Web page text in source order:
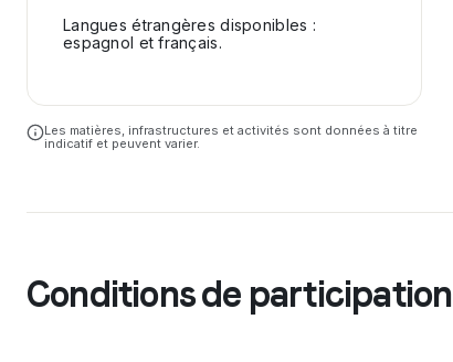
Langues étrangères disponibles :
espagnol et français.
Les matières, infrastructures et activités sont données à titre
indicatif et peuvent varier.
Conditions de participation